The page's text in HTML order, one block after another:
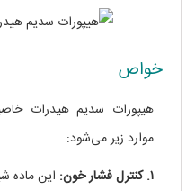
خواص
هیپورات سدیم هیدرات
موارد زیر می‌شود:
۱. کنترل فشار خون:
این ماده